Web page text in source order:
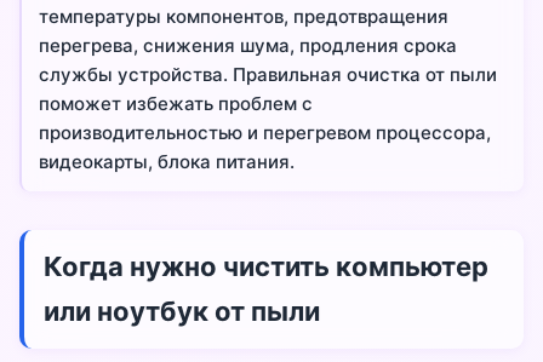
температуры компонентов, предотвращения
перегрева, снижения шума, продления срока
службы устройства. Правильная очистка от пыли
поможет избежать проблем с
производительностью и перегревом процессора,
видеокарты, блока питания.
Когда нужно чистить компьютер
или ноутбук от пыли